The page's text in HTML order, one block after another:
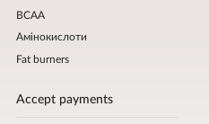
BCAA
Амінокислоти
Fat burners
Accept payments